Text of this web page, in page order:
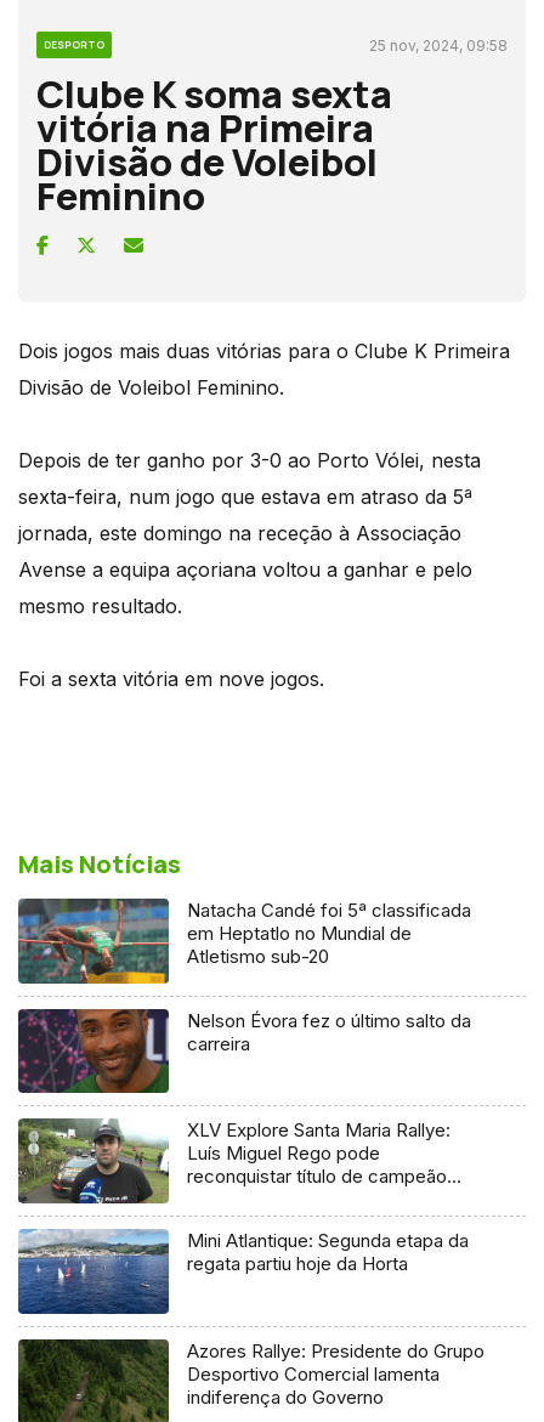
DESPORTO 25 nov, 2024, 09:58
Clube K soma sexta
vitória na Primeira
Divisão de Voleibol
Feminino
Dois jogos mais duas vitórias para o Clube K Primeira
Divisão de Voleibol Feminino.
Depois de ter ganho por 3-0 ao Porto Vólei, nesta
sexta-feira, num jogo que estava em atraso da 5ª
jornada, este domingo na receção à Associação
Avense a equipa açoriana voltou a ganhar e pelo
mesmo resultado.
Foi a sexta vitória em nove jogos.
Mais Notícias
Natacha Candé foi 5ª classificada
em Heptatlo no Mundial de
Atletismo sub-20
Nelson Évora fez o último salto da
carreira
XLV Explore Santa Maria Rallye:
Luís Miguel Rego pode
reconquistar título de campeão
Mini Atlantique: Segunda etapa da
regata partiu hoje da Horta
Azores Rallye: Presidente do Grupo
Desportivo Comercial lamenta
indiferença do Governo